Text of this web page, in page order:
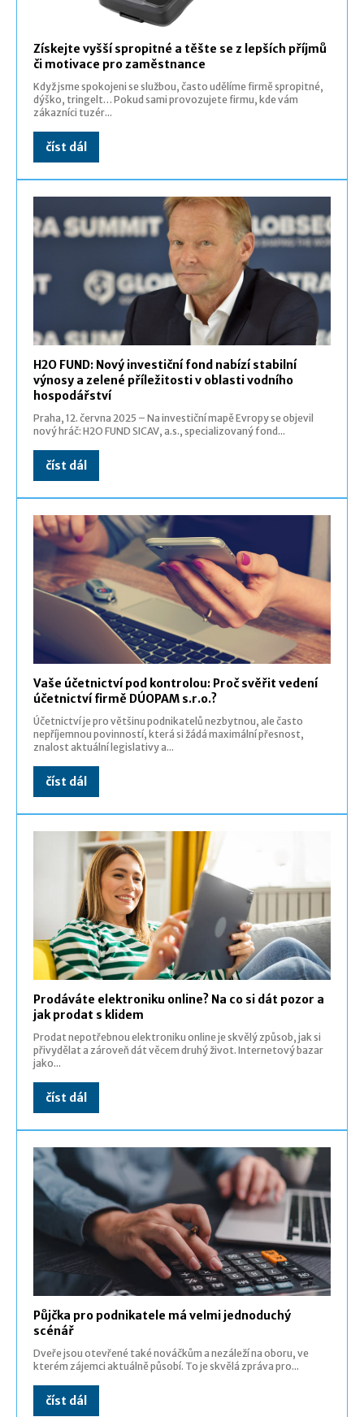
Získejte vyšší spropitné a těšte se z lepších příjmů
či motivace pro zaměstnance
Když jsme spokojeni se službou, často udělíme firmě spropitné,
dýško, tringelt… Pokud sami provozujete firmu, kde vám
zákazníci tuzér...
číst dál
H2O FUND: Nový investiční fond nabízí stabilní
výnosy a zelené příležitosti v oblasti vodního
hospodářství
Praha, 12. června 2025 – Na investiční mapě Evropy se objevil
nový hráč: H2O FUND SICAV, a.s., specializovaný fond...
číst dál
Vaše účetnictví pod kontrolou: Proč svěřit vedení
účetnictví firmě DÚOPAM s.r.o.?
Účetnictví je pro většinu podnikatelů nezbytnou, ale často
nepříjemnou povinností, která si žádá maximální přesnost,
znalost aktuální legislativy a...
číst dál
Prodáváte elektroniku online? Na co si dát pozor a
jak prodat s klidem
Prodat nepotřebnou elektroniku online je skvělý způsob, jak si
přivydělat a zároveň dát věcem druhý život. Internetový bazar
jako...
číst dál
Půjčka pro podnikatele má velmi jednoduchý
scénář
Dveře jsou otevřené také nováčkům a nezáleží na oboru, ve
kterém zájemci aktuálně působí. To je skvělá zpráva pro...
číst dál